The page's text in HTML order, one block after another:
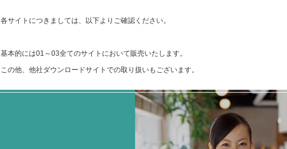
各サイトにつきましては、以下よりご確認ください。
基本的には01～03全てのサイトにおいて販売いたします。
この他、他社ダウンロードサイトでの取り扱いもございます。